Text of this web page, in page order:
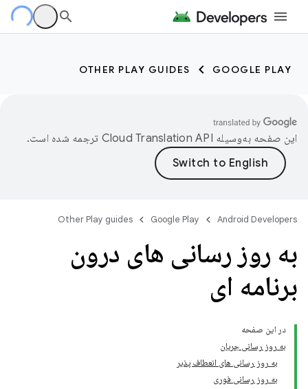
GOOGLE PLAY
OTHER PLAY GUIDES
این صفحه به‌وسیله ترجمه شده است.
Android Developers
Google Play
Other Play guides
به روز رسانی های درون
برنامه ای
در این صفحه
به روز رسانی جریان
به روز رسانی های انعطاف پذیر
به روز رسانی فوری